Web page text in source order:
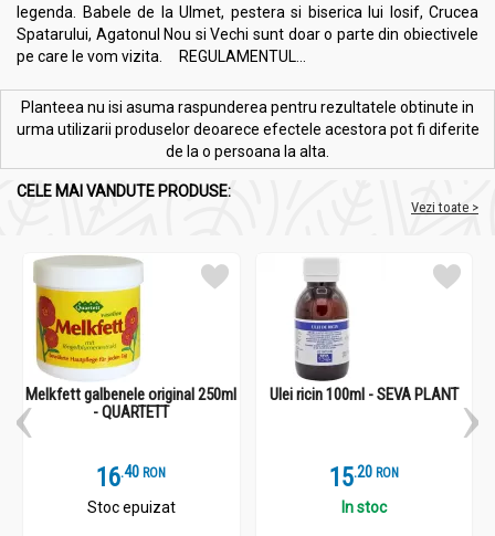
legenda. Babele de la Ulmet, pestera si biserica lui Iosif, Crucea
Spatarului, Agatonul Nou si Vechi sunt doar o parte din obiectivele
pe care le vom vizita. REGULAMENTUL...
Planteea nu isi asuma raspunderea pentru rezultatele obtinute in
urma utilizarii produselor deoarece efectele acestora pot fi diferite
de la o persoana la alta.
CELE MAI VANDUTE PRODUSE:
Vezi toate >
Melkfett galbenele original 250ml
- QUARTETT
16.4 RON
Stoc epuizat
Ulei ricin 100ml - SEVA PLANT
15.2 RON
In stoc